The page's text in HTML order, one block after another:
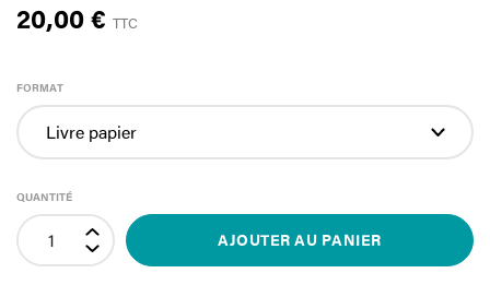
20,00 € TTC
FORMAT
QUANTITÉ
AJOUTER AU PANIER